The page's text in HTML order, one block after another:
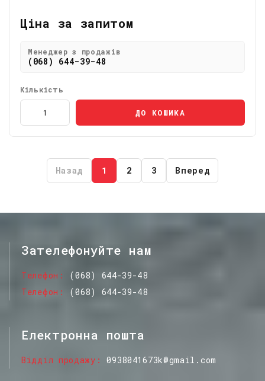
Ціна за запитом
Менеджер з продажів
(068) 644-39-48
Кількість
ДО КОШИКА
Назад 1 2 3 Вперед
Зателефонуйте нам
Телефон
(068) 644-39-48
Телефон
(068) 644-39-48
Електронна пошта
Відділ продажу 0938041673k@gmail.com